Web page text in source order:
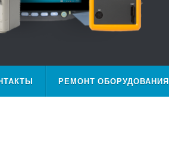
РЕМОНТ ОБОРУДОВАНИЯ